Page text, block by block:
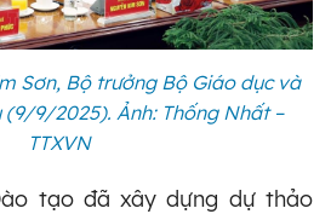
Sơn, Bộ trưởng Bộ Giáo dục và
9/2025). Ảnh: Thống Nhất –
TTXVN
tạo đã xây dựng dự thảo